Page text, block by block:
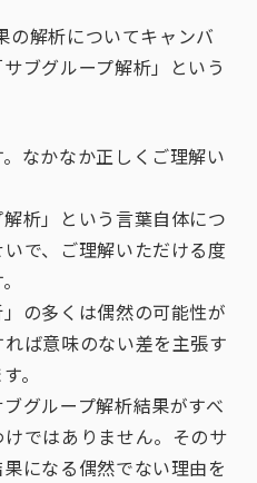
の解析についてキャンバ
ブグループ解析」という
なかなか正しくご理解い
析」という言葉自体につ
で、ご理解いただける度
の多くは偶然の可能性が
ば意味のない差を主張す
。
グループ解析結果がすべ
ではありません。そのサ
になる偶然でない理由を